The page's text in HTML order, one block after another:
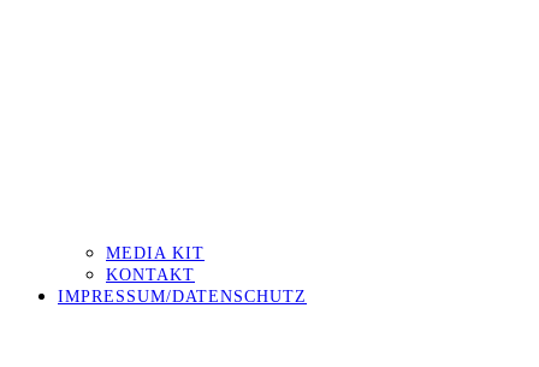
MEDIA KIT
KONTAKT
IMPRESSUM/DATENSCHUTZ